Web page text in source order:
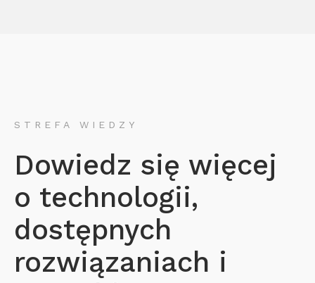
STREFA WIEDZY
Dowiedz się więcej
o technologii,
dostępnych
rozwiązaniach i